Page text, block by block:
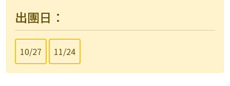
出團日：
10/27 11/24